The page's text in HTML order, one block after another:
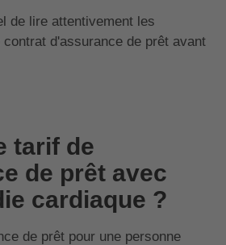
de lire attentivement les
d'assurance de prêt avant
tarif de
de prêt avec
cardiaque ?
de prêt pour une personne